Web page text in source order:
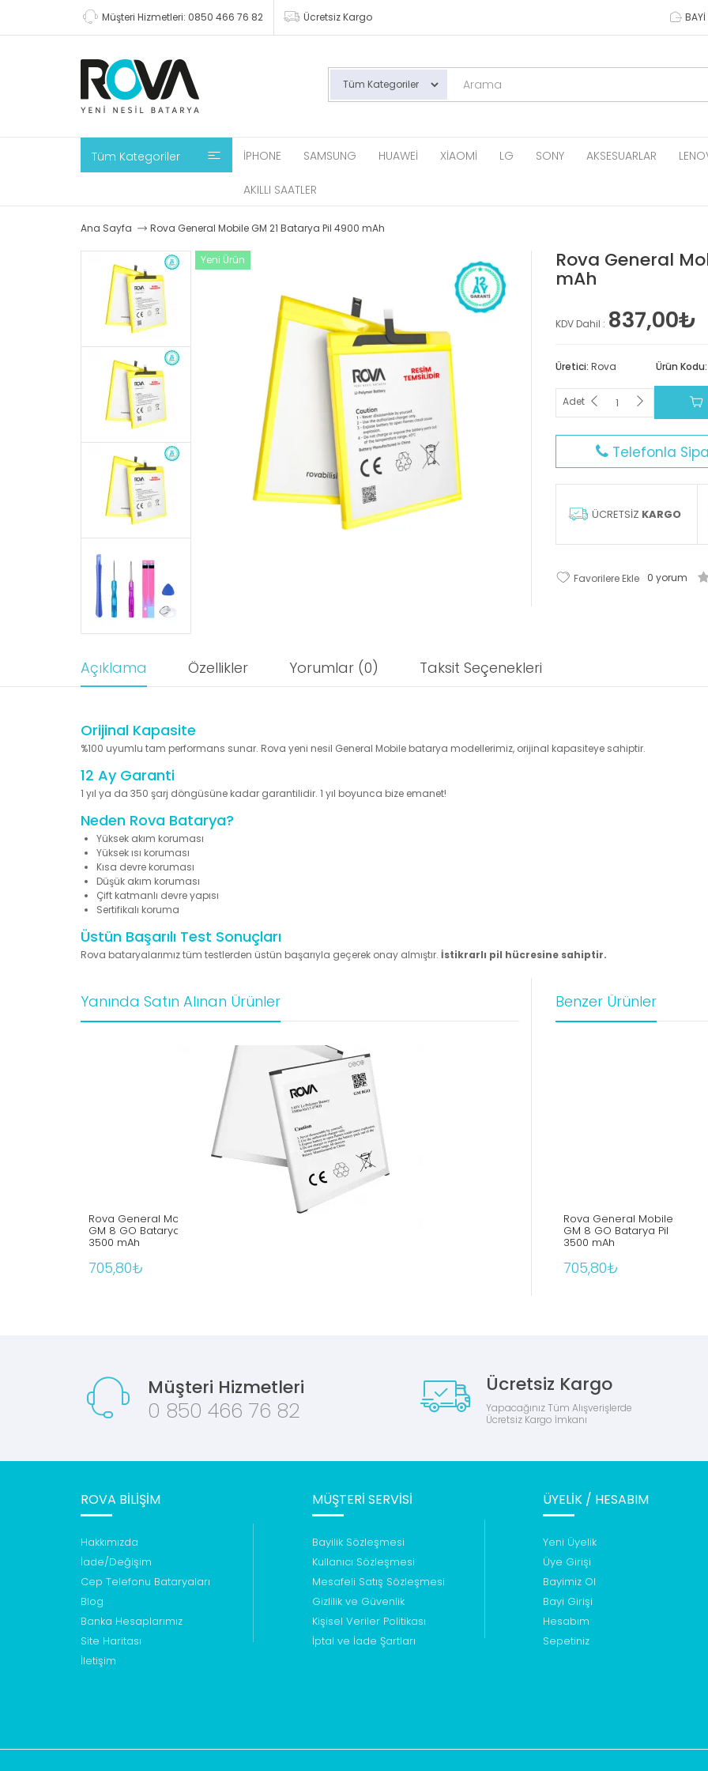
Müşteri Hizmetleri: 0850 466 76 82 Ücretsiz Kargo BAYİ
Tüm Kategoriler IPHONE SAMSUNG HUAWEI XIAOMI LG SONY AKSESUARLAR
AKILLI SAATLER
Ana Sayfa Rova General Mobile GM 21 Batarya Pil 4900 mAh
Yeni Ürün Rova General
mAh
KDV Dahil : 837,00₺
Üretici: Rova Ürün Kodu:
Adet
Telefonla
ÜCRETSİZ KARGO
Favorilere Ekle 0 yorum
Açıklama Özellikler Yorumlar (0) Taksit Seçenekleri
Orijinal Kapasite
%100 uyumlu tam performans sunar. Rova yeni nesil General Mobile batarya modellerimiz, orijinal kapasiteye sahiptir.
12 Ay Garanti
1 yıl ya da 350 şarj döngüsüne kadar garantilidir. 1 yıl boyunca bize emanet!
Neden Rova Batarya?
Yüksek akım koruması
Yüksek ısı koruması
Kısa devre koruması
Düşük akım koruması
Çift katmanlı devre yapısı
Sertifikalı koruma
Üstün Başarılı Test Sonuçları
Rova bataryalarımız tüm testlerden üstün başarıyla geçerek onay almıştır. İstikrarlı pil hücresine sahiptir.
Yanında Satın Alınan Ürünler
Rova General Mobile
GM 8 GO Batarya Pil
3500 mAh
705,80₺
Rova General Mobile
GM 20 Batarya Pil 3900
779,00₺
Benzer Ürünler
Rova General Mobile
GM 8 GO Batarya Pil
3500 mAh
705,80₺
Müşteri Hizmetleri
0 850 466 76 82
Ücretsiz Kargo
Yapacağınız Tüm Alışverişlerde
Ücretsiz Kargo İmkanı
ROVA BILIŞIM
Hakkımızda
İade/Değişim
Cep Telefonu Bataryaları
Blog
Banka Hesaplarımız
Site Haritası
İletişim
MÜŞTERİ SERVİSİ
Bayilik Sözleşmesi
Kullanıcı Sözleşmesi
Mesafeli Satış Sözleşmesi
Gizlilik ve Güvenlik
Kişisel Veriler Politikası
İptal ve İade Şartları
ÜYELİK / HESABIM
Yeni Üyelik
Üye Girişi
Bayimiz Ol
Bayi Girişi
Hesabım
Sepetiniz